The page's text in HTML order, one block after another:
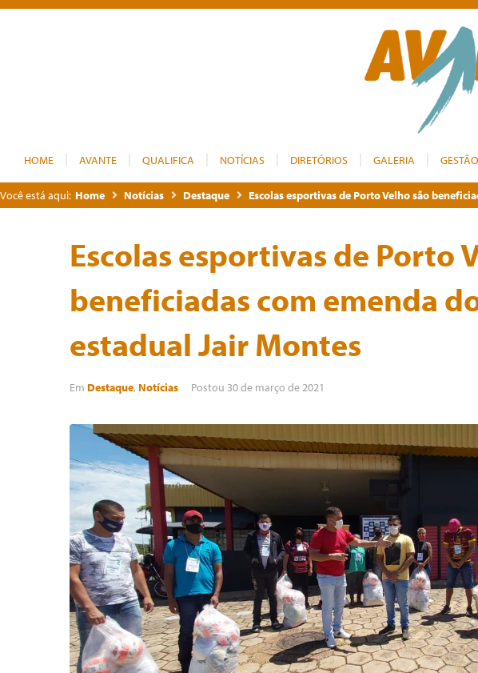
HOME AVANTE QUALIFICA NOTÍCIAS DIRETÓRIOS GALERIA
Você está aqui: Home Notícias Destaque Escolas esportivas de Porto Velho são
Escolas esportivas de Porto
beneficiadas com emenda
estadual Jair Montes
Em Destaque, Notícias Postou 30 de março de 2021